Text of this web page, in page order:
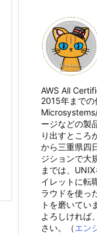
AWS All
2015年まで
ージなどの製
り出すところ
から三重県四
ジションで大
までは、
イレットに転
ラウドを使っ
トを磨いてい
よろしければ
さい。（エン